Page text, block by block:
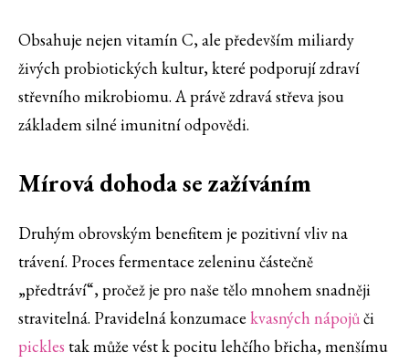
Obsahuje nejen vitamín C, ale především miliardy
živých probiotických kultur, které podporují zdraví
střevního mikrobiomu. A právě zdravá střeva jsou
základem silné imunitní odpovědi.
Mírová dohoda se zažíváním
Druhým obrovským benefitem je pozitivní vliv na
trávení. Proces fermentace zeleninu částečně
„předtráví“, pročež je pro naše tělo mnohem snadněji
stravitelná. Pravidelná konzumace kvasných nápojůči
pickles tak může vést k pocitu lehčího břicha, menšímu